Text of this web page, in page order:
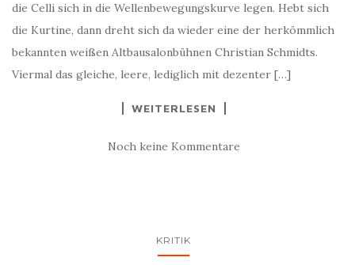
die Celli sich in die Wellenbewegungskurve legen. Hebt sich
die Kurtine, dann dreht sich da wieder eine der herkömmlich
bekannten weißen Altbausalonbühnen Christian Schmidts.
Viermal das gleiche, leere, lediglich mit dezenter […]
WEITERLESEN
Noch keine Kommentare
KRITIK